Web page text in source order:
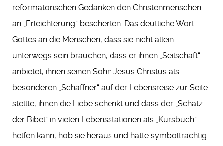
reformatorischen Gedanken den Christenmenschen
an „Erleichterung“ bescherten. Das deutliche Wort
Gottes an die Menschen, dass sie nicht allein
unterwegs sein brauchen, dass er ihnen „Seilschaft“
anbietet, ihnen seinen Sohn Jesus Christus als
besonderen „Schaffner“ auf der Lebensreise zur Seite
stellte, ihnen die Liebe schenkt und dass der „Schatz
der Bibel“ in vielen Lebensstationen als „Kursbuch“
helfen kann, hob sie heraus und hatte symbolträchtig